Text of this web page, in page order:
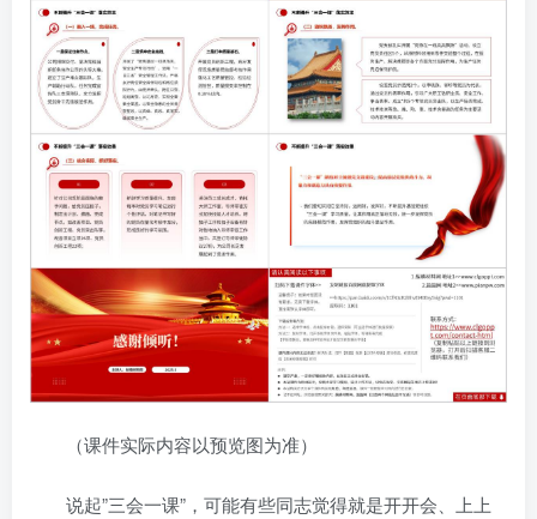
（课件实际内容以预览图为准）
说起”三会一课”，可能有些同志觉得就是开开会、上上